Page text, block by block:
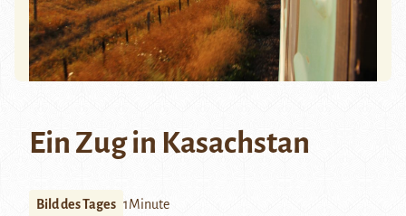
Ein Zug in Kasachstan
Bild des Tages 1Minute